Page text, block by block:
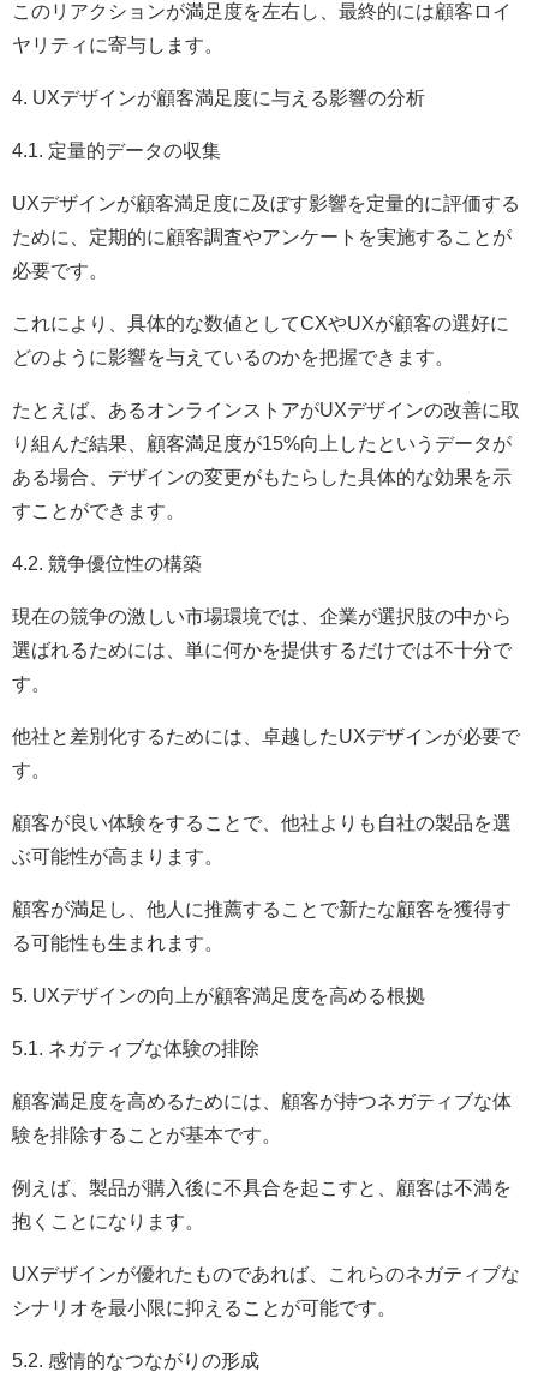
このリアクションが満足度を左右し、最終的には顧客ロイ
ヤリティに寄与します。
4. UXデザインが顧客満足度に与える影響の分析
4.1. 定量的データの収集
UXデザインが顧客満足度に及ぼす影響を定量的に評価する
ために、定期的に顧客調査やアンケートを実施することが
必要です。
これにより、具体的な数値としてCXやUXが顧客の選好に
どのように影響を与えているのかを把握できます。
たとえば、あるオンラインストアがUXデザインの改善に取
り組んだ結果、顧客満足度が15%向上したというデータが
ある場合、デザインの変更がもたらした具体的な効果を示
すことができます。
4.2. 競争優位性の構築
現在の競争の激しい市場環境では、企業が選択肢の中から
選ばれるためには、単に何かを提供するだけでは不十分で
す。
他社と差別化するためには、卓越したUXデザインが必要で
す。
顧客が良い体験をすることで、他社よりも自社の製品を選
ぶ可能性が高まります。
顧客が満足し、他人に推薦することで新たな顧客を獲得す
る可能性も生まれます。
5. UXデザインの向上が顧客満足度を高める根拠
5.1. ネガティブな体験の排除
顧客満足度を高めるためには、顧客が持つネガティブな体
験を排除することが基本です。
例えば、製品が購入後に不具合を起こすと、顧客は不満を
抱くことになります。
UXデザインが優れたものであれば、これらのネガティブな
シナリオを最小限に抑えることが可能です。
5.2. 感情的なつながりの形成